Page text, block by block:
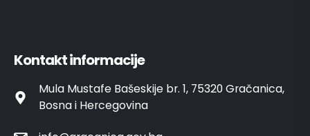
Kontakt informacije
Mula Mustafe Bašeskije br. 1, 75320 Gračanica,
Bosna i Hercegovina